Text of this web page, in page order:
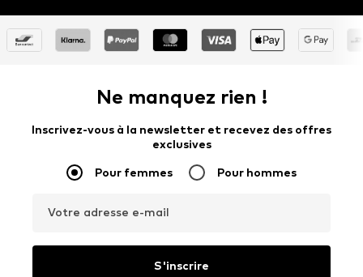
Ne manquez rien !
Inscrivez-vous à la newsletter et recevez des offres
exclusives
Pour femmes Pour hommes
Votre adresse e-mail
S'inscrire